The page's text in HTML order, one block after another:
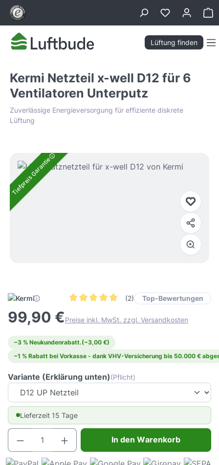
springen
Lüftung finden
Kermi Netzteil x-well D12 für 6
Ventilatoren Unterputz
Zuverlässige Energieversorgung für effiziente diskrete
Lüftung
Bildergalerie überspringen
Tiefpreis Garantie
(2) Top-Bewertungen
99,90 €Preise inkl. MwSt. zzgl. Versandkosten
−3 % Neukundenrabatt.(−3,00 €)
−1 % Rabatt bei Vorkasse - dank VHV-Versicherung bis 50.000 €
Variante (Erklärung unten)(Pflicht)
Lieferzeit 15 Tage
Produkt Anzahl: Gib den gewünschten
In den Warenkorb